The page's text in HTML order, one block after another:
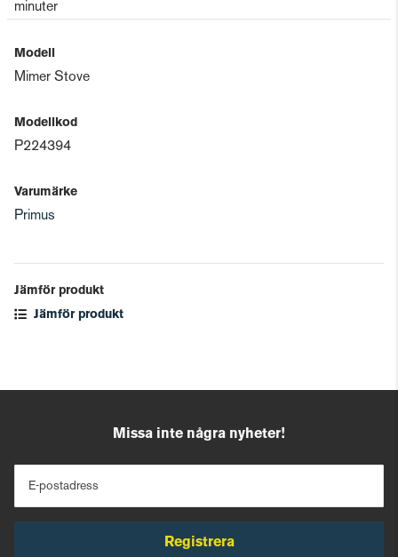
minuter
Modell
Mimer Stove
Modellkod
P224394
Varumärke
Primus
Jämför produkt
Jämför produkt
Missa inte några nyheter!
E-postadress
Registrera